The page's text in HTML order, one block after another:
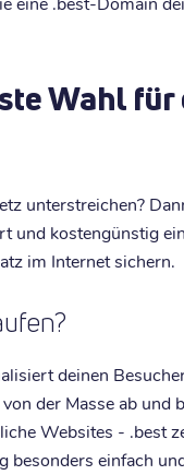
Wahl für
unterstreichen?
und kostengünstig
im Internet sichern.
deinen
der Masse ab und
Websites - .best
besonders einfach